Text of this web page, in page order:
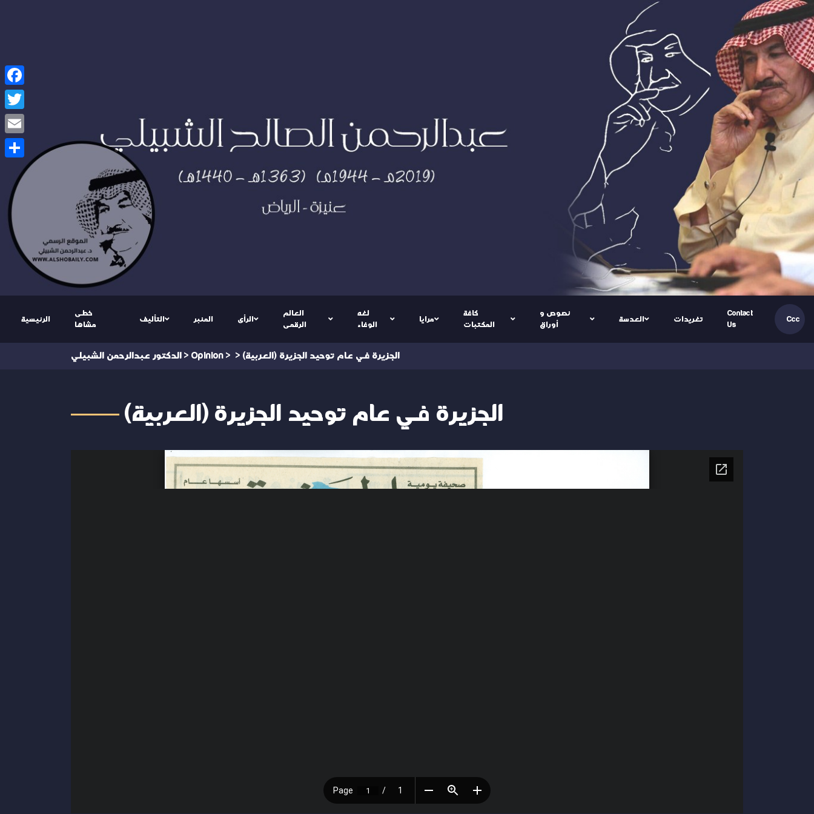
الرئيسية
خطى
مشاها
التأليف المنبر الرأى
العالم
الرقمى
لغه
الوفاء
مرايا
كافة
المكتبات
نصوص و
أوراق
العدسة تغريدات
Contact
Us
Ccc
الدكتور عبدالرحمن الشبيلي > Opinion > > (العربية) الجزيرة في عام توحيد الجزيرة
(العربية) الجزيرة في عام توحيد الجزيرة
Facebook
Twitter
Email
Share